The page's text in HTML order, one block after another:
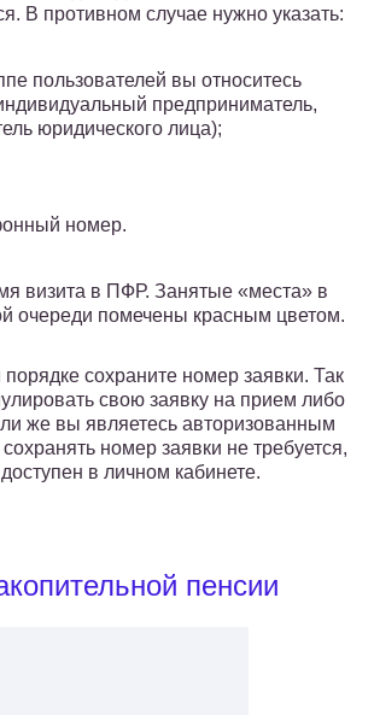
В противном случае нужно указать:
пользователей вы относитесь
предприниматель,
юридического лица);
номер.
визита в ПФР. Занятые «места» в
очереди помечены красным цветом.
сохраните номер заявки. Так
свою заявку на прием либо
же вы являетесь авторизованным
номер заявки не требуется,
в личном кабинете.
пенсии